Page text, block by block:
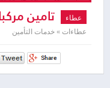
عطاء تامين
2017
عطاءات » خدمات التأمين